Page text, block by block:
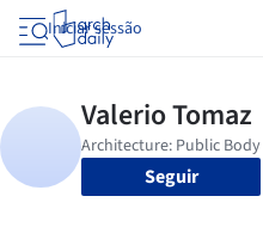
Iniciar sessão
Seguir